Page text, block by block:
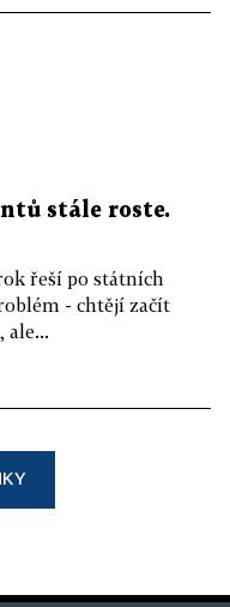
stále roste.
řeší po státních
- chtějí začít
ale...